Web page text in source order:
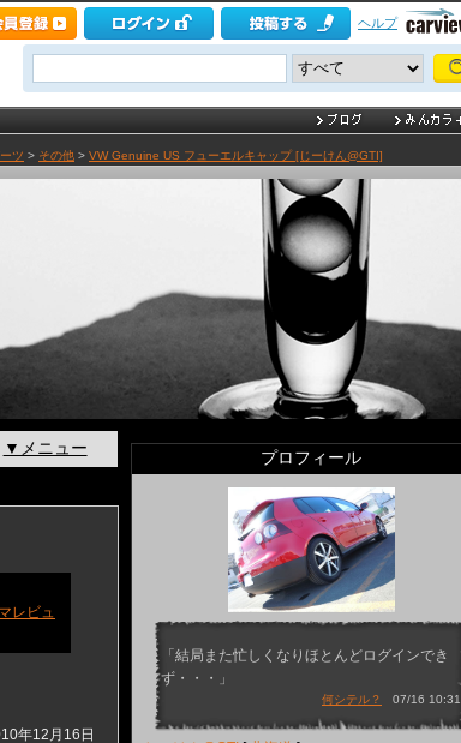
ヘルプ
ツ > その他 > VW Genuine US フューエルキャップ [じーけん@GTI]
▼メニュー
レビュ
年12月16日
プロフィール
「結局また忙しくなりほとんどログインでき
ず・・・」
何シテル？ 07/16 10:31